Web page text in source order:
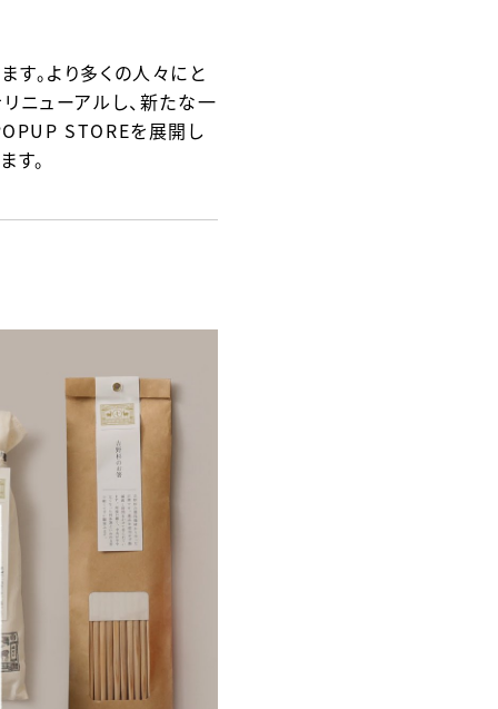
す。より多くの人々にと
ニューアルし、 新たな一
STOREを展開し
。